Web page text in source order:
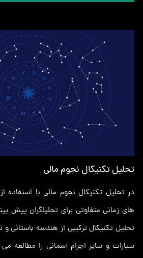
تحلیل تکنیکال نجوم مالی
در تحلیل تکنیکال نجوم مالی با استفاده
های زمانی متفاوتی برای تحلیلگران پیش
تحلیل تکنیکال ترکیبی از هندسه باستانی
سیارات و سایر اجرام آسمانی را مطالعه